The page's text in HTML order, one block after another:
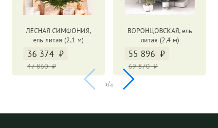
ЛЕСНАЯ СИМФОНИЯ,
ель литая (2,1 м)
47 860
36 374
ВОРОНЦОВСКАЯ, ель
литая (2,4 м)
69 870
55 896
1/4